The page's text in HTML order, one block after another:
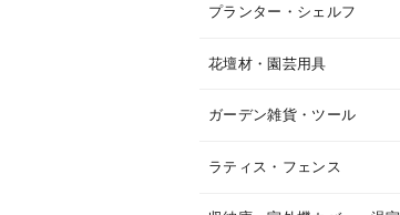
プランター・シェルフ
花壇材・園芸用具
ガーデン雑貨・ツール
ラティス・フェンス